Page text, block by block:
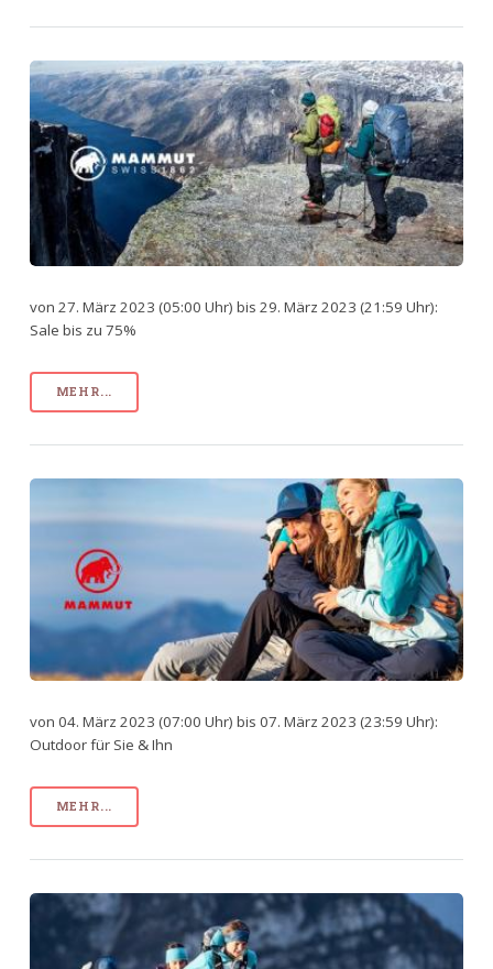
von 27. März 2023 (05:00 Uhr) bis 29. März 2023 (21:59 Uhr):
Sale bis zu 75%
MEHR...
von 04. März 2023 (07:00 Uhr) bis 07. März 2023 (23:59 Uhr):
Outdoor für Sie & Ihn
MEHR...